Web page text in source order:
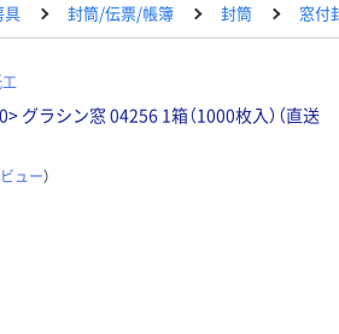
具 封筒/伝票/帳簿 封筒 窓付
グラシン窓 04256 1箱（1000枚入）（直送
ュー）